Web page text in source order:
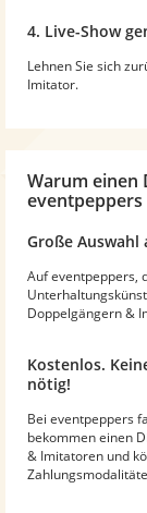
4. Live-Show
Lehnen Sie sich
Imitator.
Warum einen
eventpeppers
Große Auswahl
Auf eventpeppers,
Doppelgängern &
Kostenlos.
nötig!
Bei eventpeppers
bekommen einen
& Imitatoren und